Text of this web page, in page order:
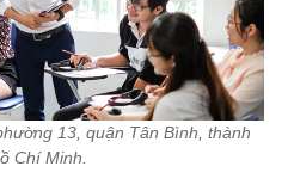
13, quận Tân Bình, thành
Chí Minh.